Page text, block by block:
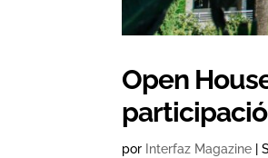
Open
por Interfaz Magazine |